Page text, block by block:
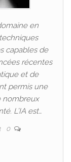
en
capables de
récentes
et de
permis une
nombreux
L’IA est…
0